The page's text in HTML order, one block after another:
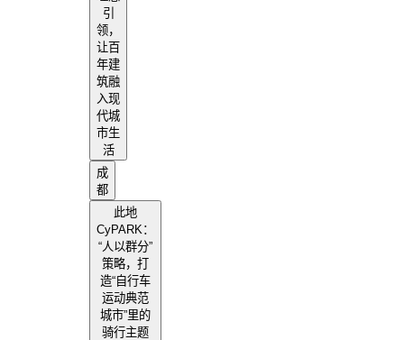
引
领，
让百
年建
筑融
入现
代城
市生
活
成
都
此地
CyPARK：
“人以群分”
策略，打
造“自行车
运动典范
城市”里的
骑行主题